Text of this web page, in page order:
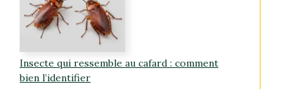
Insecte qui ressemble au cafard : comment
bien l’identifier